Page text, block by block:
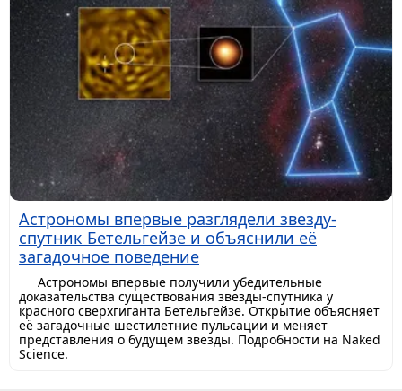
Астрономы впервые разглядели звезду-
спутник Бетельгейзе и объяснили её
загадочное поведение
Астрономы впервые получили убедительные
доказательства существования звезды-спутника у
красного сверхгиганта Бетельгейзе. Открытие объясняет
её загадочные шестилетние пульсации и меняет
представления о будущем звезды. Подробности на Naked
Science.